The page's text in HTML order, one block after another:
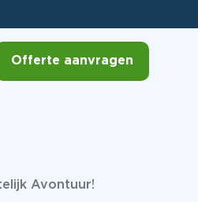
Offerte aanvragen
Avontuur!